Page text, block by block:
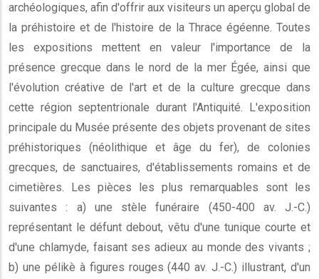
archéologiques, afin d'offrir aux visiteurs un aperçu global de
la préhistoire et de l'histoire de la Thrace égéenne. Toutes
les expositions mettent en valeur l'importance de la
présence grecque dans le nord de la mer Égée, ainsi que
l'évolution créative de l'art et de la culture grecque dans
cette région septentrionale durant l'Antiquité. L'exposition
principale du Musée présente des objets provenant de sites
préhistoriques (néolithique et âge du fer), de colonies
grecques, de sanctuaires, d'établissements romains et de
cimetières. Les pièces les plus remarquables sont les
suivantes : a) une stèle funéraire (450-400 av. J.-C.)
représentant le défunt debout, vêtu d'une tunique courte et
d'une chlamyde, faisant ses adieux au monde des vivants ;
b) une pélikè à figures rouges (440 av. J.-C.) illustrant, d'un